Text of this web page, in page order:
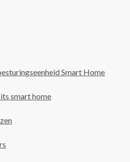
Smart Home
smart home